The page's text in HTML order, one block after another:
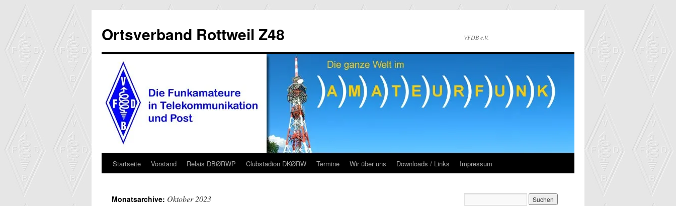
Ortsverband Rottweil Z48 VFDB e.V.
Zum
springen
Startseite Vorstand Relais DBØRWP Clubstadion DKØRW Termine Wir über uns Downloads / Links Impressum
Monatsarchive: Oktober 2023